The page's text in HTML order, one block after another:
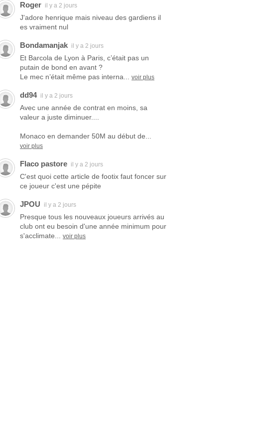
Roger il y a 2 jours
J'adore henrique mais niveau des gardiens il
es vraiment nul
Bondamanjak il y a 2 jours
Et Barcola de Lyon à Paris, c’était pas un
putain de bond en avant ?
Le mec n’était même pas interna...
voir plus
dd94 il y a 2 jours
Avec une année de contrat en moins, sa
valeur a juste diminuer....
Monaco en demander 50M au début de...
voir plus
Flaco pastore il y a 2 jours
C'est quoi cette article de footix faut foncer sur
ce joueur c'est une pépite
JPOU il y a 2 jours
Presque tous les nouveaux joueurs arrivés au
club ont eu besoin d'une année minimum pour
s'acclimate...
voir plus